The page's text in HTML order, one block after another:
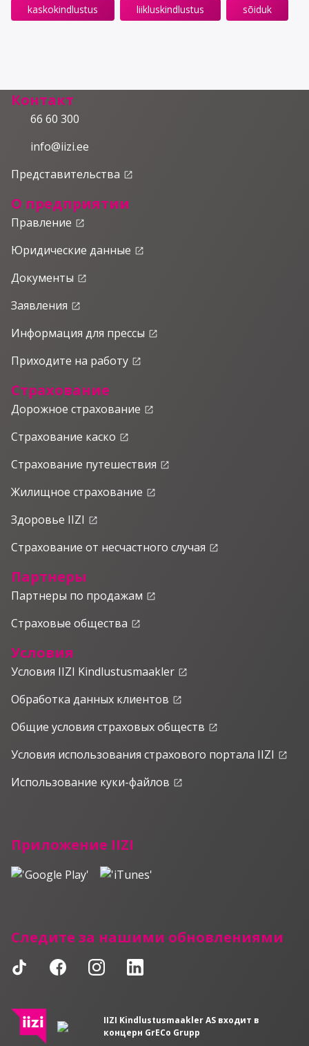
kaskokindlustus liikluskindlustus sõiduk
Приложение IIZI
Следите за нашими обновлениями
Контакт
66 60 300
info@iizi.ee
Представительства launch
О предприятии
Правление launch
Юридические данные launch
Документы launch
Заявления launch
Информация для прессы launch
Приходите на работу launch
Страхование
Дорожное страхование launch
Страхование каско launch
Страхование путешествия launch
Жилищное страхование launch
Здоровье IIZI launch
Страхование от несчастного случая launch
Партнеры
Партнеры по продажам launch
Страховые общества launch
Условия
Условия IIZI Kindlustusmaakler launch
Обработка данных клиентов launch
Общие условия страховых обществ launch
Условия использования страхового портала IIZI launch
Использование куки-файлов launch
IIZI Kindlustusmaakler AS входит в
концерн GrECo Grupp